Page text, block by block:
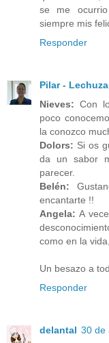
se me
siempre mis
Responder
Pilar - Lechuza
Nieves: Con
poco
la conozco
Dolors: Si os
da un sabor
parecer.
Belén:
encantarte !!
Angela: A
como en la
Un besazo a
Responder
delantal 30 de